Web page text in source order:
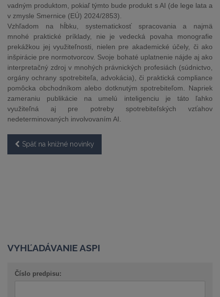
vadným produktom, pokiaľ týmto bude produkt s AI (de lege lata a
v zmysle Smernice (EÚ) 2024/2853).
Vzhľadom na hĺbku, systematickosť spracovania a najmä
mnohé praktické príklady, nie je vedecká povaha monografie
prekážkou jej využiteľnosti, nielen pre akademické účely, či ako
inšpirácie pre normotvorcov. Svoje bohaté uplatnenie nájde aj ako
interpretačný zdroj v mnohých právnických profesiách (súdnictvo,
orgány ochrany spotrebiteľa, advokácia), či praktická compliance
pomôcka obchodníkom alebo dotknutým spotrebiteľom. Napriek
zameraniu publikácie na umelú inteligenciu je táto ľahko
využiteľná aj pre potreby spotrebiteľských vzťahov
nedeterminovaných involvovaním AI.
Späť na knižné novinky
VYHĽADÁVANIE ASPI
Číslo predpisu: